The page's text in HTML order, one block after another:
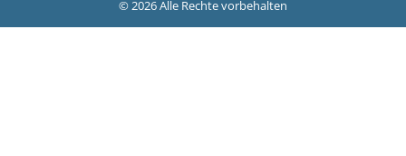
© 2026 Alle Rechte vorbehalten